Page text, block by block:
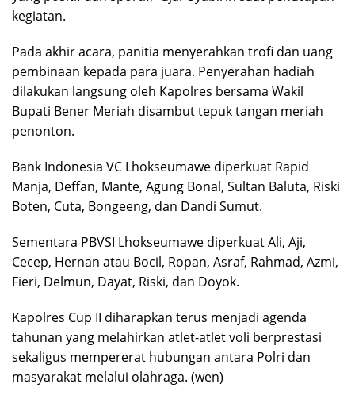
kegiatan.
Pada akhir acara, panitia menyerahkan trofi dan uang
pembinaan kepada para juara. Penyerahan hadiah
dilakukan langsung oleh Kapolres bersama Wakil
Bupati Bener Meriah disambut tepuk tangan meriah
penonton.
Bank Indonesia VC Lhokseumawe diperkuat Rapid
Manja, Deffan, Mante, Agung Bonal, Sultan Baluta, Riski
Boten, Cuta, Bongeeng, dan Dandi Sumut.
Sementara PBVSI Lhokseumawe diperkuat Ali, Aji,
Cecep, Hernan atau Bocil, Ropan, Asraf, Rahmad, Azmi,
Fieri, Delmun, Dayat, Riski, dan Doyok.
Kapolres Cup II diharapkan terus menjadi agenda
tahunan yang melahirkan atlet-atlet voli berprestasi
sekaligus mempererat hubungan antara Polri dan
masyarakat melalui olahraga. (wen)